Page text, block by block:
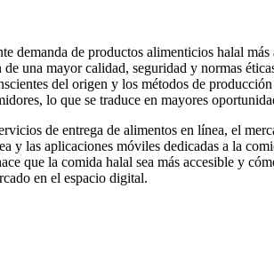
demanda de productos alimenticios halal
una mayor calidad, seguridad y normas
del origen y los métodos de
lo que se traduce en mayores
de entrega de alimentos en línea, el
y las aplicaciones móviles dedicadas a la
que la comida halal sea más accesible y
en el espacio digital.